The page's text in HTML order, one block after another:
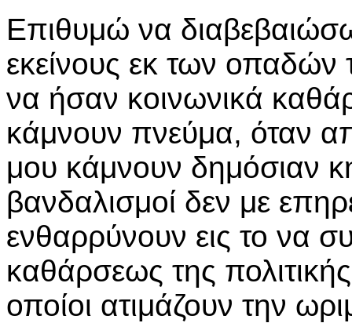
Επιθυμώ να
εκείνους εκ των
να ήσαν κοινωνικά
κάμνουν πνεύμα, όταν
μου κάμνουν δημόσιαν
βανδαλισμοί δεν με
ενθαρρύνουν εις το να
καθάρσεως της
οποίοι ατιμάζουν την